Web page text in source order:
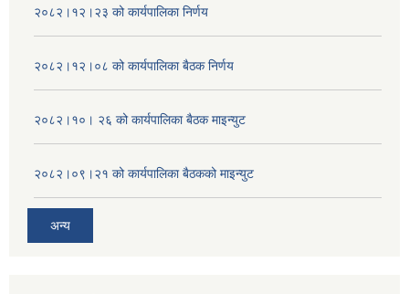
२०८२।१२।२३ को कार्यपालिका निर्णय
२०८२।१२।०८ को कार्यपालिका बैठक निर्णय
२०८२।१०। २६ को कार्यपालिका बैठक माइन्युट
२०८२।०९।२१ को कार्यपालिका बैठकको माइन्युट
अन्य